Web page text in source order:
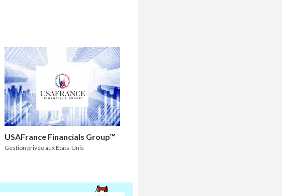
USAFrance Financials Group™
Gestion privée aux États-Unis